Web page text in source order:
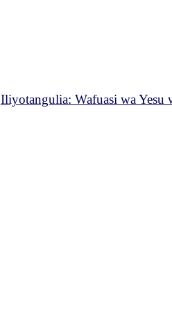
Iliyotangulia: Wafuasi wa Yesu